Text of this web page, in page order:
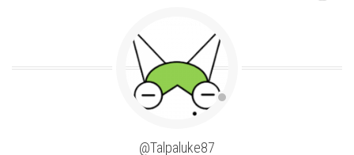
@Talpaluke87